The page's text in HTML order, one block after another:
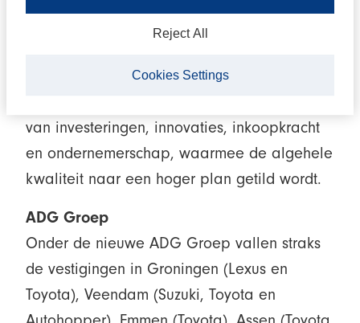
efficiëntie in bedrijfsvoering en
ADG Groep biedt de Toyota-, Lexus- en
van investeringen, innovaties, inkoopkracht
en ondernemerschap, waarmee de algehele
kwaliteit naar een hoger plan getild wordt.
ADG Groep
Onder de nieuwe ADG Groep vallen straks
de vestigingen in Groningen (Lexus en
Toyota), Veendam (Suzuki, Toyota en
Reject All
Cookies Settings